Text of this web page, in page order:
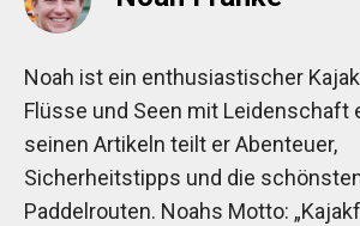
Noah ist ein enthusiastischer
Flüsse und Seen mit Leidenschaft
seinen Artikeln teilt er Abenteuer,
Sicherheitstipps und die
Paddelrouten. Noahs Motto: